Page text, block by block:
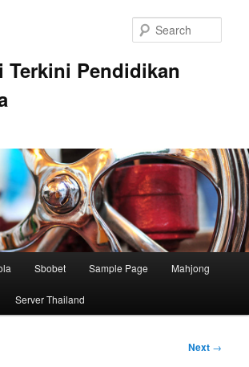
Terkini Pendidikan
Sbobet Sample Page Mahjong
Server Thailand
Next →